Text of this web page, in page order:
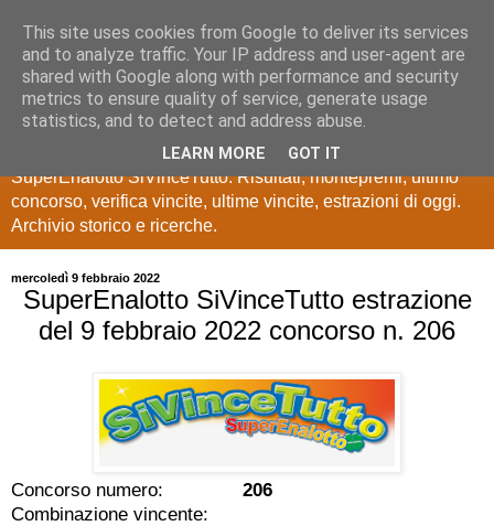
Estrazioni Lotto
SuperEnalotto
Ultime estrazioni di Lotto, SuperEnalotto, 10 e lotto,
SuperEnalotto SiVinceTutto. Risultati, montepremi, ultimo
concorso, verifica vincite, ultime vincite, estrazioni di oggi.
Archivio storico e ricerche.
mercoledì 9 febbraio 2022
SuperEnalotto SiVinceTutto estrazione
del 9 febbraio 2022 concorso n. 206
Concorso numero:
206
Combinazione vincente:
This site uses cookies from Google to deliver its services
and to analyze traffic. Your IP address and user-agent are
shared with Google along with performance and security
metrics to ensure quality of service, generate usage
statistics, and to detect and address abuse.
LEARN MORE GOT IT